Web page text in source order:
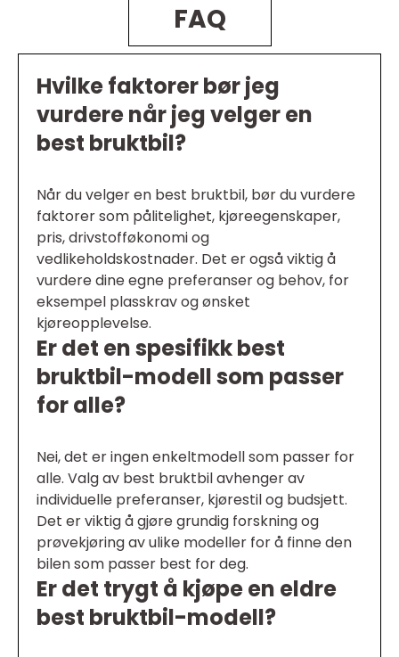
FAQ
Hvilke faktorer bør jeg
vurdere når jeg velger en
best bruktbil?
Når du velger en best bruktbil, bør du vurdere
faktorer som pålitelighet, kjøreegenskaper,
pris, drivstofføkonomi og
vedlikeholdskostnader. Det er også viktig å
vurdere dine egne preferanser og behov, for
eksempel plasskrav og ønsket
kjøreopplevelse.
Er det en spesifikk best
bruktbil-modell som passer
for alle?
Nei, det er ingen enkeltmodell som passer for
alle. Valg av best bruktbil avhenger av
individuelle preferanser, kjørestil og budsjett.
Det er viktig å gjøre grundig forskning og
prøvekjøring av ulike modeller for å finne den
bilen som passer best for deg.
Er det trygt å kjøpe en eldre
best bruktbil-modell?